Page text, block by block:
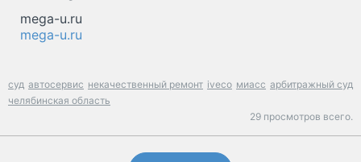
mega-u.ru
mega-u.ru
суд автосервис некачественный ремонт iveco миасс арбитражный суд
челябинская область
29 просмотров всего.